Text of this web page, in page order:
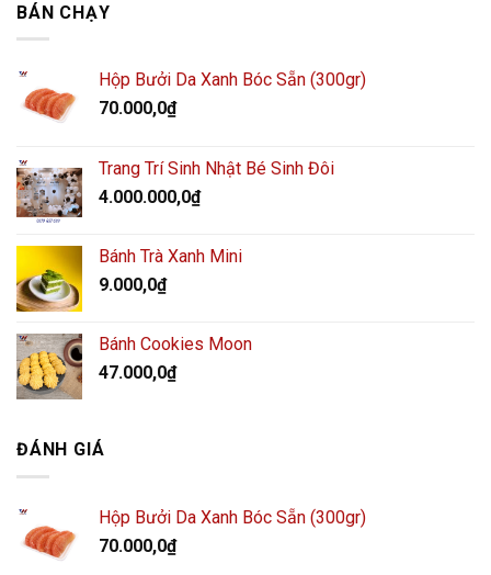
BÁN CHẠY
Hộp Bưởi Da Xanh Bóc Sẵn (300gr)
70.000,0₫
Trang Trí Sinh Nhật Bé Sinh Đôi
4.000.000,0₫
Bánh Trà Xanh Mini
9.000,0₫
Bánh Cookies Moon
47.000,0₫
ĐÁNH GIÁ
Hộp Bưởi Da Xanh Bóc Sẵn (300gr)
70.000,0₫